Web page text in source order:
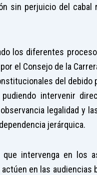
sin perjuicio del cabal
los diferentes
el Consejo de la
del debido
intervenir
legalidad y
jerárquica.
intervenga en los
en las audiencias